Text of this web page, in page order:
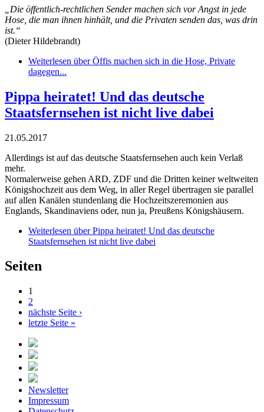
„Die öffentlich-rechtlichen Sender machen sich vor Angst in jede
Hose, die man ihnen hinhält, und die Privaten senden das, was drin
ist.“
(Dieter Hildebrandt)
Weiterlesen über Öffis machen sich in die Hose, Private
dagegen...
Pippa heiratet! Und das deutsche
Staatsfernsehen ist nicht live dabei
21.05.2017
Allerdings ist auf das deutsche Staatsfernsehen auch kein Verlaß
mehr.
Normalerweise gehen ARD, ZDF und die Dritten keiner weltweiten
Königshochzeit aus dem Weg, in aller Regel übertragen sie parallel
auf allen Kanälen stundenlang die Hochzeitszeremonien aus
Englands, Skandinaviens oder, nun ja, Preußens Königshäusern.
Weiterlesen über Pippa heiratet! Und das deutsche
Staatsfernsehen ist nicht live dabei
Seiten
1
2
nächste Seite ›
letzte Seite »
Newsletter
Impressum